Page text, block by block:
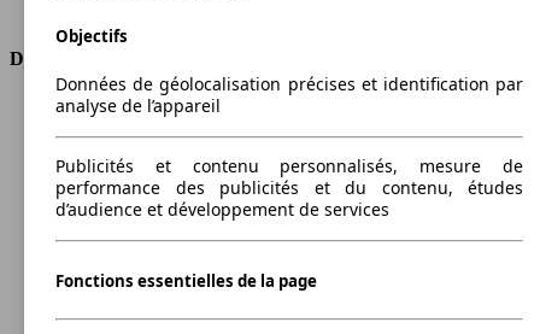
Dimensions
Longueur
Hauteur
1498 mm
Largeur
1792 mm
Empattement
2600 mm
Poids maximum
1870 kg
Charge maximale
475 kg
Charge sur toit
-
Objectifs
Données de géolocalisation précises et identification par
analyse de l’appareil
Publicités et contenu personnalisés, mesure de
performance des publicités et du contenu, études
d’audience et développement de services
Fonctions essentielles de la page